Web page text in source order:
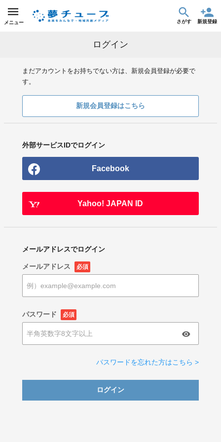
メニュー さがす 新規登録
ログイン
まだアカウントをお持ちでない方は、新規会員登録が必要で
す。
新規会員登録はこちら
外部サービスIDでログイン
Facebook
Yahoo! JAPAN ID
メールアドレスでログイン
メールアドレス 必須
パスワード 必須
パスワードを忘れた方はこちら >
ログイン